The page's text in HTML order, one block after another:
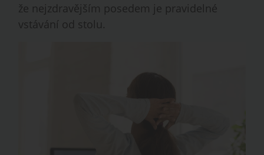
že nejzdravějším posedem je pravidelné
vstávání od stolu.